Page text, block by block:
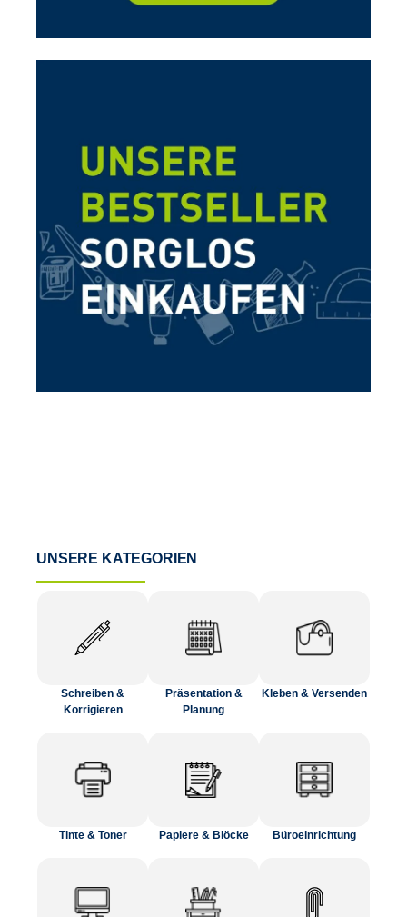
UNSERE KATEGORIEN
Schreiben &
Korrigieren
Präsentation &
Planung
Kleben & Versenden
Tinte & Toner Papiere & Blöcke Büroeinrichtung